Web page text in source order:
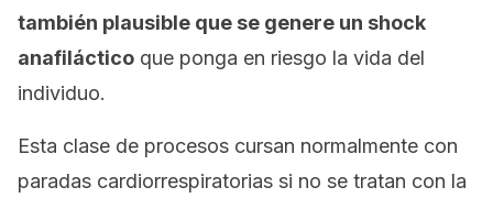
también plausible que se genere un shock
anafiláctico que ponga en riesgo la vida del
individuo.
Esta clase de procesos cursan normalmente con
paradas cardiorrespiratorias si no se tratan con la